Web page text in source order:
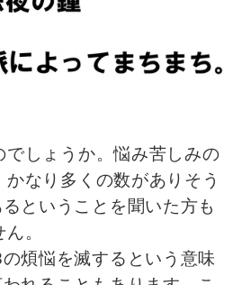
しょうか。悩み苦しみの
なり多くの数がありそう
ということを聞いた方も
。
煩悩を滅するという意味